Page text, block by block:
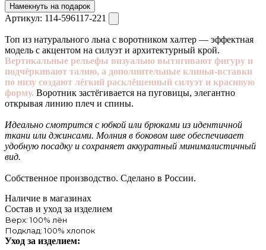
Намекнуть на подарок
Артикул: 114-596117-221
Топ из натурального льна с воротником халтер — эффектная
модель с акцентом на силуэт и архитектурный крой.
Вертикальные рельефы визуально вытягивают фигуру и
подчёркивают талию, а дополнительные клинья-вставки
по низу создают лёгкий расклёшенный силуэт и красивую
форму. Воротник застёгивается на пуговицы, элегантно
открывая линию плеч и спины.
Идеально смотрится с юбкой или брюками из идентичной
ткани или джинсами. Молния в боковом шве обеспечивает
удобную посадку и сохраняет аккуратный минималистичный
вид.
Собственное производство. Сделано в России.
Наличие в магазинах
Состав и уход за изделием
Верх: 100% лён
Подклад: 100% хлопок
Уход за изделием: